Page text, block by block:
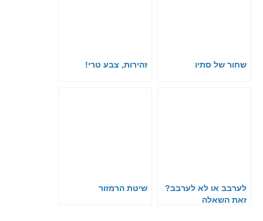
שחור של סתיו זהירות, צבע טרי!
לערבב או לא לערבב?
זאת השאלה
שיטת הרמזור